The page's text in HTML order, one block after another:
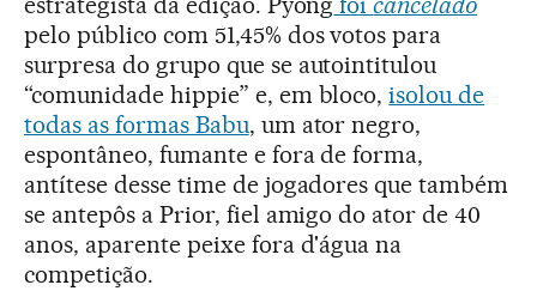
pelo público com 51,45% dos votos para
surpresa do grupo que se autointitulou
“comunidade hippie” e, em bloco,isolou de
todas as formas Babu, um ator negro,
espontâneo, fumante e fora de forma,
antítese desse time de jogadores que também
se antepôs a Prior, fiel amigo do ator de 40
anos, aparente peixe fora d'água na
competição.